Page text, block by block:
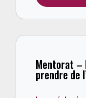
Mentorat –
prendre de